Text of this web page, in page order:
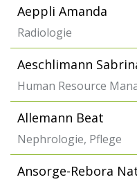
Aeppli Amanda
Radiologie
Aeschlimann
Human Resource
Allemann Beat
Nephrologie, Pflege
Ansorge-Rebora